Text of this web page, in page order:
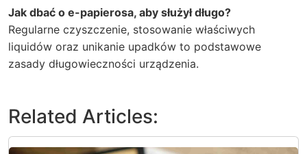
Jak dbać o e-papierosa, aby służył długo?
Regularne czyszczenie, stosowanie właściwych
liquidów oraz unikanie upadków to podstawowe
zasady długowieczności urządzenia.
Related Articles: